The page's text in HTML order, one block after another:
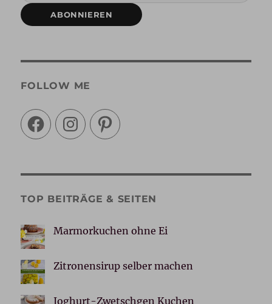
ABONNIEREN
FOLLOW ME
FacebookInstagramPinterest
TOP BEITRÄGE & SEITEN
Marmorkuchen ohne Ei
Zitronensirup selber machen
Joghurt-Zwetschgen Kuchen